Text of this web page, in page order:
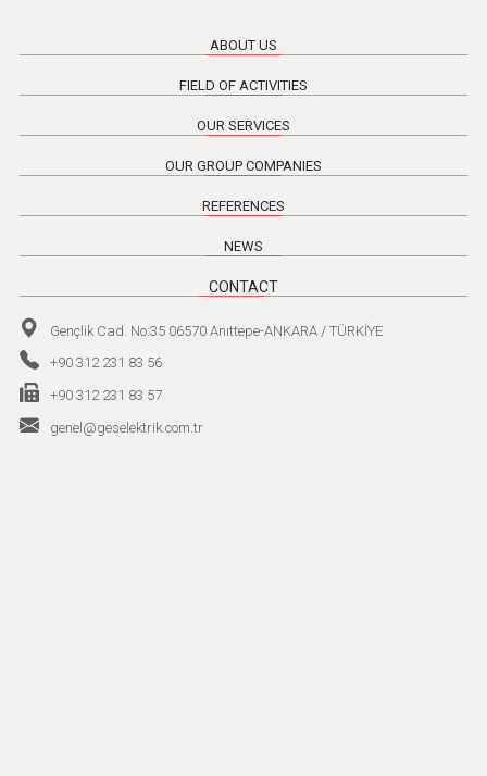
ABOUT US
FIELD OF ACTIVITIES
OUR SERVICES
OUR GROUP COMPANIES
REFERENCES
NEWS
CONTACT
Gençlik Cad. No:35 06570 Anıttepe-ANKARA / TÜRKİYE
+90 312 231 83 56
+90 312 231 83 57
genel@geselektrik.com.tr